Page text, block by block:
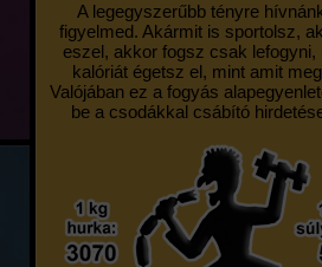
A legegyszerűbb tényre
figyelmed. Akármit is sportolsz,
eszel, akkor fogsz csak lefogyni,
kalóriát égetsz el, mint amit
Valójában ez a fogyás
be a csodákkal csábító